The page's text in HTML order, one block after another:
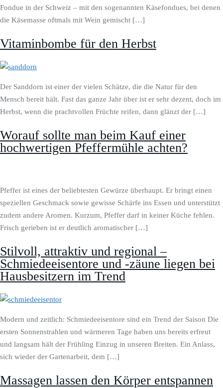
Fondue in der Schweiz – mit den sogenannten Käsefondues, bei denen
die Käsemasse oftmals mit Wein gemischt […]
Vitaminbombe für den Herbst
Der Sanddorn ist einer der vielen Schätze, die die Natur für den
Mensch bereit hält. Fast das ganze Jahr über ist er sehr dezent, doch im
Herbst, wenn die prachtvollen Früchte reifen, dann glänzt der […]
Worauf sollte man beim Kauf einer
hochwertigen Pfeffermühle achten?
Pfeffer ist eines der beliebtesten Gewürze überhaupt. Er bringt einen
speziellen Geschmack sowie gewisse Schärfe ins Essen und unterstützt
zudem andere Aromen. Kurzum, Pfeffer darf in keiner Küche fehlen.
Frisch gerieben ist er deutlich aromatischer […]
Stilvoll, attraktiv und regional –
Schmiedeeisentore und -zäune liegen bei
Hausbesitzern im Trend
Modern und zeitlich: Schmiedeeisentore sind ein Trend der Saison Die
ersten Sonnenstrahlen und wärmeren Tage haben uns bereits erfreut
und langsam hält der Frühling Einzug in unseren Breiten. Ein Anlass,
sich wieder der Gartenarbeit, dem […]
Massagen lassen den Körper entspannen